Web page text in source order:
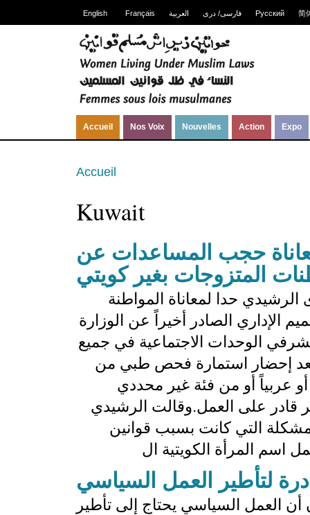
English Français العربية فارسی/ دری Русский 简
Accueil Nos Voix Nouvelles Action Expo
Accueil
Kuwait
حجب المساعدات عن
المتزوجات بغير كويتي
حدا لمعاناة المواطنة
الإداري الصادر أخيراً عن الوزارة
الوحدات الاجتماعية في جميع
إحضار استمارة فحص طبي من
عربياً أو من فئة غير محددي
تثبت أن عمره 50 عاما، وغير قادر على العمل.وقالت الرشيدي
التي كانت بسبب قوانين
اسم المرأة الكويتية ال
لتأطير العمل السياسي
أن العمل السياسي يحتاج إلى تأطير